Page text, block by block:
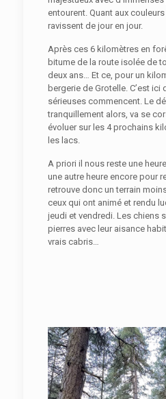
entourent. Quant aux
ravissent de jour en jour.
Après ces 6 kilomètres en
bitume de la route isolée de
deux ans… Et ce, pour un
bergerie de Grotelle. C’est ici
sérieuses commencent. Le
tranquillement alors, va se
évoluer sur les 4 prochains
les lacs.
A priori il nous reste une
une autre heure encore pour
retrouve donc un terrain
ceux qui ont animé et rendu
jeudi et vendredi. Les chiens
pierres avec leur aisance
vrais cabris…